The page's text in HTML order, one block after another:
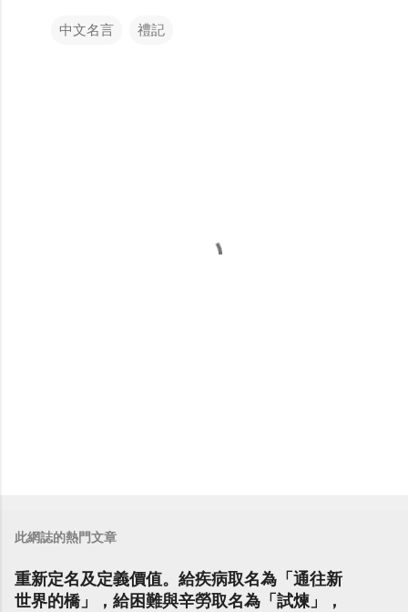
中文名言 禮記
此網誌的熱門文章
重新定名及定義價值。給疾病取名為「通往新
世界的橋」，給困難與辛勞取名為「試煉」，